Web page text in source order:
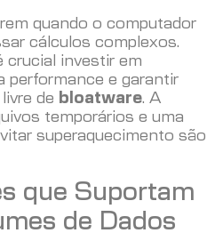
quando o computador
cálculos complexos.
crucial investir em
performance e garantir
de bloatware. A
temporários e uma
superaquecimento são
que Suportam
de Dados